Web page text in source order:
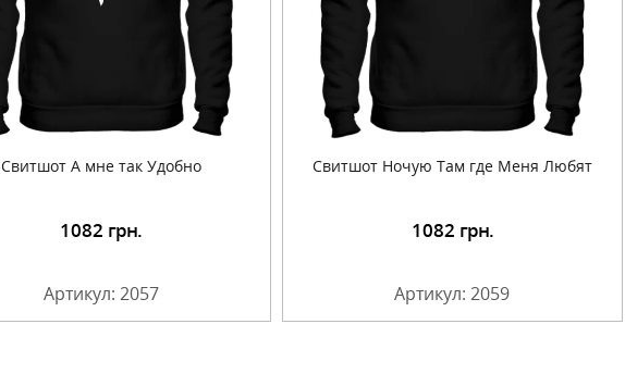
Свитшот А мне так Удобно
1082 грн.
Артикул: 2057
Свитшот Ночую Там где Меня Любят
Подробнее 1082 грн.
Артикул: 2059
Подробнее